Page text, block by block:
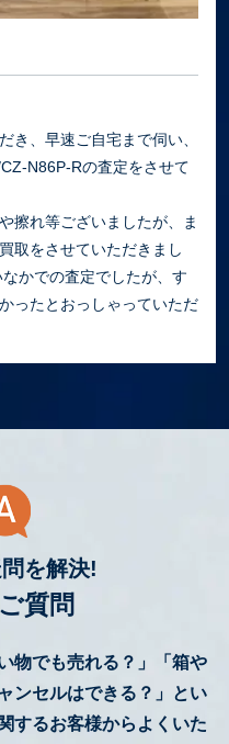
き、早速ご自宅まで伺い、
N86P-Rの査定をさせて
擦れ等ございましたが、ま
取をさせていただきまし
かでの査定でしたが、す
ったとおっしゃっていただ
を解決!
質問
物でも売れる？」「箱や
ンセルはできる？」とい
するお客様からよくいた